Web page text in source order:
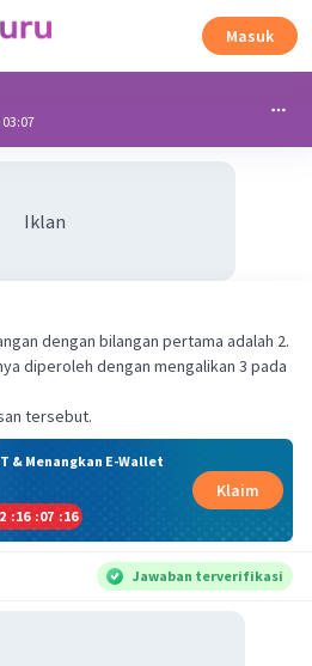
Masuk
Iklan
dengan bilangan pertama adalah 2.
diperoleh dengan mengalikan 3 pada
tersebut.
& Menangkan E-Wallet
:16 :07 :15
Klaim
Jawaban terverifikasi